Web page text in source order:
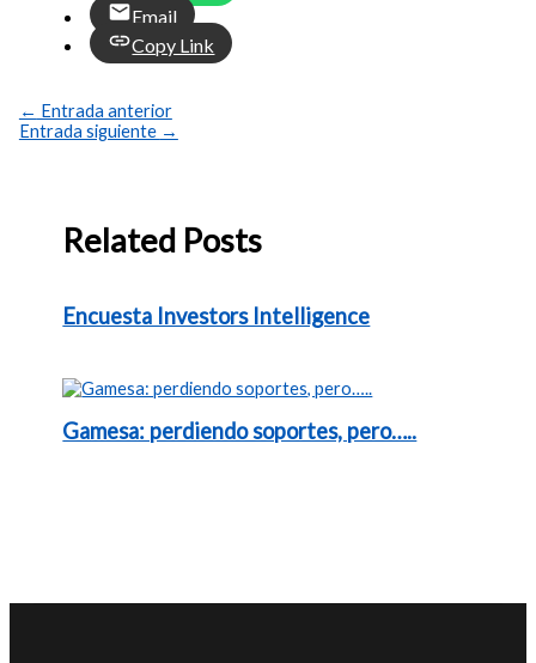
Email
Copy Link
← Entrada anterior
Entrada siguiente →
Related Posts
Encuesta Investors Intelligence
Gamesa: perdiendo soportes, pero…..